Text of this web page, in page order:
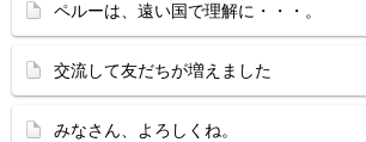
ペルーは、遠い国で理解に・・・。
交流して友だちが増えました
みなさん、よろしくね。